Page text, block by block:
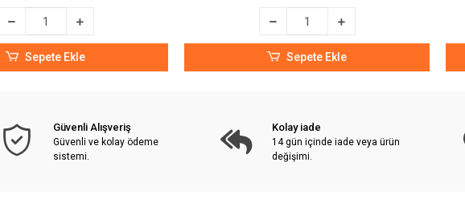
Sepete Ekle Sepete Ekle
Güvenli Alışveriş
Güvenli ve kolay ödeme
sistemi.
Kolay iade
14 gün içinde iade veya ürün
değişimi.